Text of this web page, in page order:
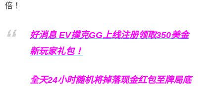
倍！
好消息 EV撲克GG上线注册领取350美金
新玩家礼包！
全天24小时随机将掉落现金红包至牌局底